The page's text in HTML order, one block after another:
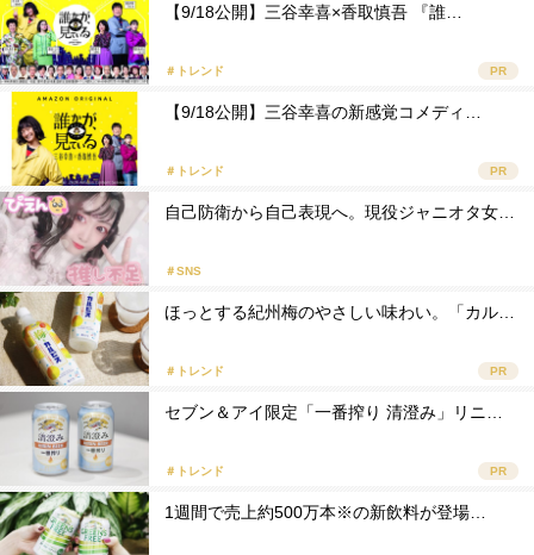
【9/18公開】三谷幸喜×香取慎吾 『誰…
＃トレンド PR
【9/18公開】三谷幸喜の新感覚コメディ…
＃トレンド PR
自己防衛から自己表現へ。現役ジャニオタ女…
＃SNS
ほっとする紀州梅のやさしい味わい。「カル…
＃トレンド PR
セブン＆アイ限定「一番搾り 清澄み」リニ…
＃トレンド PR
1週間で売上約500万本※の新飲料が登場…